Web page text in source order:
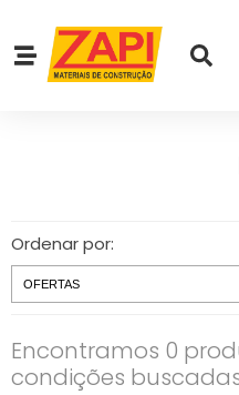
Ordenar por:
Encontramos 0
condições